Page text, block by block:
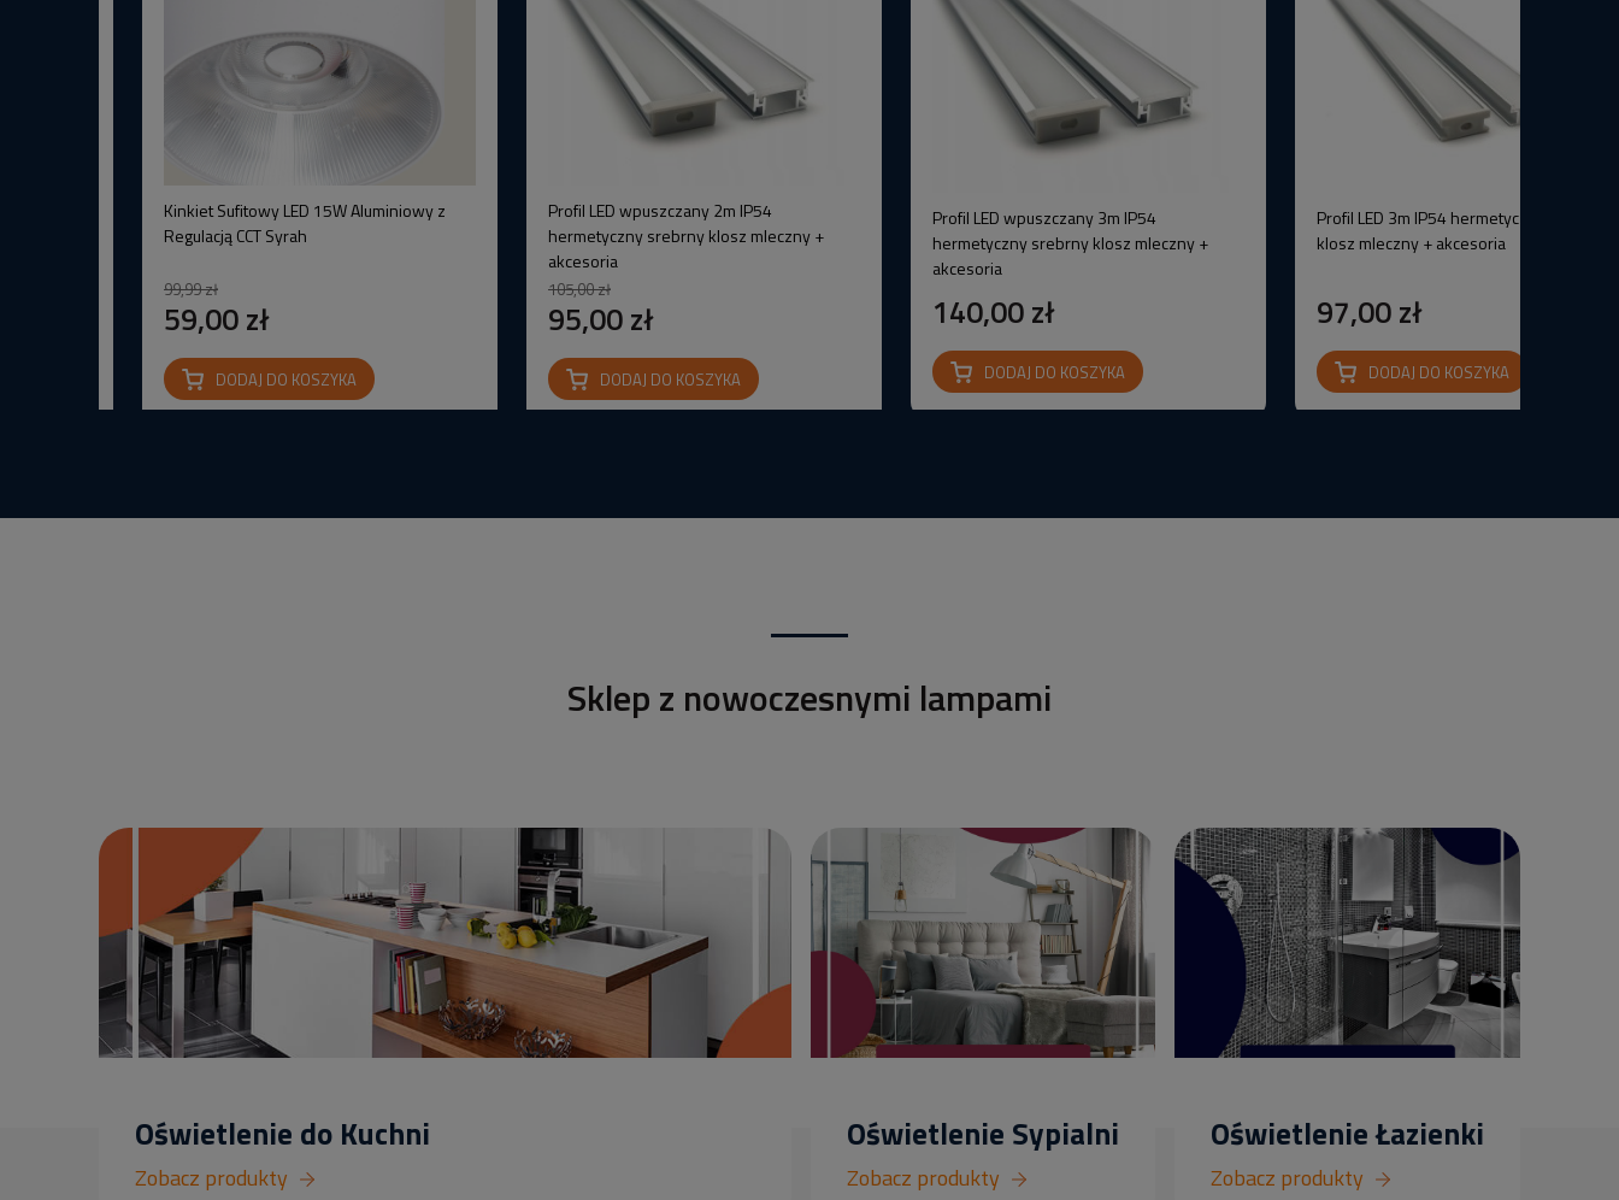
Kinkiet Sufitowy LED 15W Aluminiowy z
Regulacją CCT Syrah
99,99 zł
59,00 zł
DODAJ DO KOSZYKA
Profil LED wpuszczany 2m IP54
hermetyczny srebrny klosz mleczny +
akcesoria
105,00 zł
95,00 zł
DODAJ DO KOSZYKA
Profil LED wpuszczany 3m IP54
hermetyczny srebrny klosz mleczny +
akcesoria
140,00 zł
DODAJ DO KOSZYKA
Profil LED 3m IP54 hermetyczny srebrny
klosz mleczny + akcesoria
97,00 zł
DODAJ DO KOSZYKA
Sklep z nowoczesnymi lampami
Oświetlenie do Kuchni
Zobacz produkty
Oświetlenie Sypialni
Zobacz produkty
Oświetlenie Łazienki
Zobacz produkty